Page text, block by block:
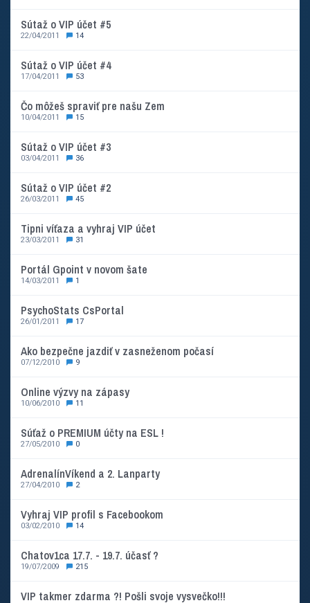
Sútaž o VIP účet #5
22/04/2011 14
Sútaž o VIP účet #4
17/04/2011 53
Čo môžeš spraviť pre našu Zem
10/04/2011 15
Sútaž o VIP účet #3
03/04/2011 36
Sútaž o VIP účet #2
26/03/2011 45
Tipni víťaza a vyhraj VIP účet
23/03/2011 31
Portál Gpoint v novom šate
14/03/2011 1
PsychoStats CsPortal
26/01/2011 17
Ako bezpečne jazdiť v zasneženom počasí
07/12/2010 9
Online výzvy na zápasy
10/06/2010 11
Súťaž o PREMIUM účty na ESL !
27/05/2010 0
AdrenalínVíkend a 2. Lanparty
27/04/2010 2
Vyhraj VIP profil s Facebookom
03/02/2010 14
Chatov1ca 17.7. - 19.7. účasť ?
19/07/2009 215
VIP takmer zdarma ?! Pošli svoje vysvečko!!!